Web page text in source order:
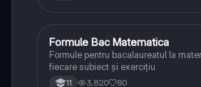
Matematică
Formule Bac Matematica
Formule pentru bacalaureatul la
fiecare subiect și exercițiu
11 3,820 80